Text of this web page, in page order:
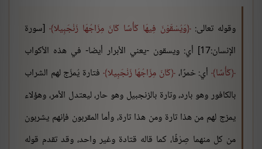
وقوله تعالى: وَيُسْقَوْنَ فِيهَا كَأْسًا كَانَ مِزَاجُهَا زَنْجَبِيلا [سورة
الإنسان:17] أي: ويسقون -يعني الأبرار أيضا- في هذه الأكواب
كَأْسًا أي: خمرًا، كَانَ مِزَاجُهَا زَنْجَبِيلا فتارة يُمزَج لهم الشراب
بالكافور وهو بارد، وتارة بالزنجبيل وهو حار، ليعتدل الأمر، وهؤلاء
يمزج لهم من هذا تارة ومن هذا تارة، وأما المقربون فإنهم يشربون
من كل منهما صِرْفًا، كما قاله قتادة وغير واحد، وقد تقدم قوله